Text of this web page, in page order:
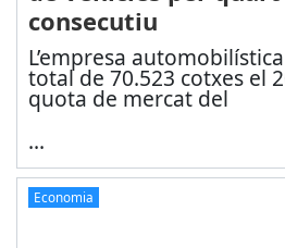
consecutiu
L’empresa
total de 70.523 cotxes el
quota de mercat del
...
Economia